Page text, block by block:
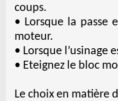
coups.
• Lorsque la passe
moteur.
• Lorsque l’usinage
• Eteignez le bloc
Le choix en matière